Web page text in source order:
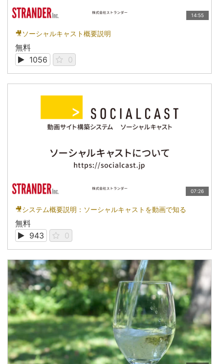
14:55
🎥ソーシャルキャスト概要説明
無料
1056
0
07:26
🎥システム概要説明：ソーシャルキャストを動画で知る
無料
943
0